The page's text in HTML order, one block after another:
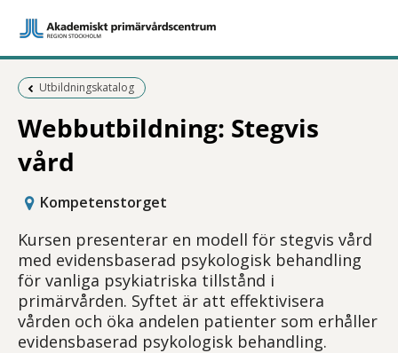
Föregående sida:
Utbildningskatalog
Webbutbildning: Stegvis
vård
Kompetenstorget
Kursen presenterar en modell för stegvis vård
med evidensbaserad psykologisk behandling
för vanliga psykiatriska tillstånd i
primärvården. Syftet är att effektivisera
vården och öka andelen patienter som erhåller
evidensbaserad psykologisk behandling.